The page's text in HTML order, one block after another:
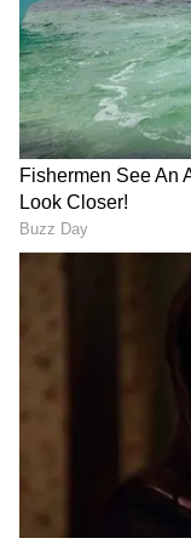
ஊக்க
விளம்பல்
மசோதா,
(4.5.2022)
DOWNLOAD